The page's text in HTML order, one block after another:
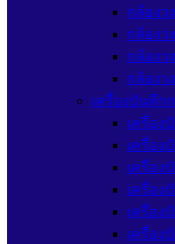
กล้องว
กล้องว
กล้องว
กล้องว
เครื่องบันทึก
เครื่อง
เครื่อง
เครื่อง
เครื่อง
เครื่อง
เครื่อง